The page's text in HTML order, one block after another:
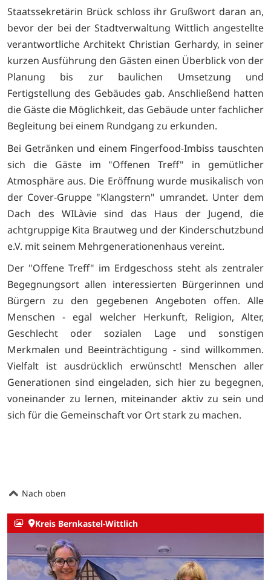
Staatssekretärin Brück schloss ihr Grußwort daran an,
bevor der bei der Stadtverwaltung Wittlich angestellte
verantwortliche Architekt Christian Gerhardy, in seiner
kurzen Ausführung den Gästen einen Überblick von der
Planung bis zur baulichen Umsetzung und
Fertigstellung des Gebäudes gab. Anschließend hatten
die Gäste die Möglichkeit, das Gebäude unter fachlicher
Begleitung bei einem Rundgang zu erkunden.
Bei Getränken und einem Fingerfood-Imbiss tauschten
sich die Gäste im "Offenen Treff" in gemütlicher
Atmosphäre aus. Die Eröffnung wurde musikalisch von
der Cover-Gruppe "Klangstern" umrandet. Unter dem
Dach des WILàvie sind das Haus der Jugend, die
achtgruppige Kita Brautweg und der Kinderschutzbund
e.V. mit seinem Mehrgenerationenhaus vereint.
Der "Offene Treff" im Erdgeschoss steht als zentraler
Begegnungsort allen interessierten Bürgerinnen und
Bürgern zu den gegebenen Angeboten offen. Alle
Menschen - egal welcher Herkunft, Religion, Alter,
Geschlecht oder sozialen Lage und sonstigen
Merkmalen und Beeinträchtigung - sind willkommen.
Vielfalt ist ausdrücklich erwünscht! Menschen aller
Generationen sind eingeladen, sich hier zu begegnen,
voneinander zu lernen, miteinander aktiv zu sein und
sich für die Gemeinschaft vor Ort stark zu machen.
Nach oben
Kreis Bernkastel-Wittlich